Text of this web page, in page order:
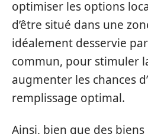
optimiser les options
d’être situé dans une
idéalement desservie
commun, pour stimuler
augmenter les chances
remplissage optimal.
Ainsi, bien que des